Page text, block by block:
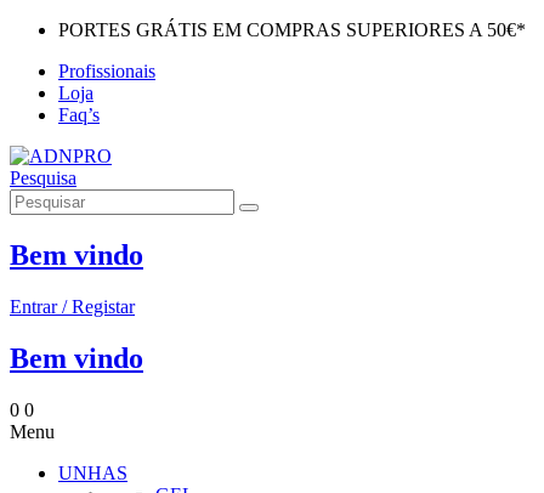
PORTES GRÁTIS EM COMPRAS SUPERIORES A 50€*
Profissionais
Loja
Faq’s
Pesquisa
Bem vindo
Entrar / Registar
Bem vindo
0 0
Menu
UNHAS